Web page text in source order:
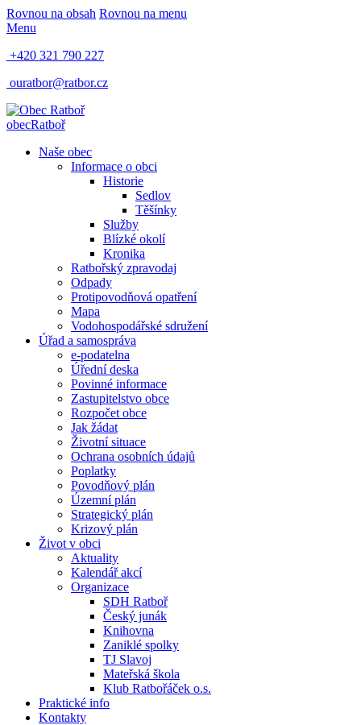
Rovnou na obsah Rovnou na menu
Menu
+420 321 790 227
ouratbor@ratbor.cz
obecRatboř
Naše obec
Informace o obci
Historie
Sedlov
Těšínky
Služby
Blízké okolí
Kronika
Ratbořský zpravodaj
Odpady
Protipovodňová opatření
Mapa
Vodohospodářské sdružení
Úřad a samospráva
e-podatelna
Úřední deska
Povinné informace
Zastupitelstvo obce
Rozpočet obce
Jak žádat
Životní situace
Ochrana osobních údajů
Poplatky
Povodňový plán
Územní plán
Strategický plán
Krizový plán
Život v obci
Aktuality
Kalendář akcí
Organizace
SDH Ratboř
Český junák
Knihovna
Zaniklé spolky
TJ Slavoj
Mateřská škola
Klub Ratbořáček o.s.
Praktické info
Kontakty